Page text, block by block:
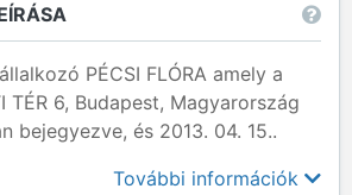
PÉCSI FLÓRA amely a
TÉR 6, Budapest, Magyarország
bejegyezve, és 2013. 04. 15..
További információk